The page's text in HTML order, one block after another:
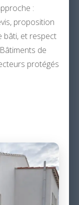
:
proposition
bâti, et respect
de
protégés